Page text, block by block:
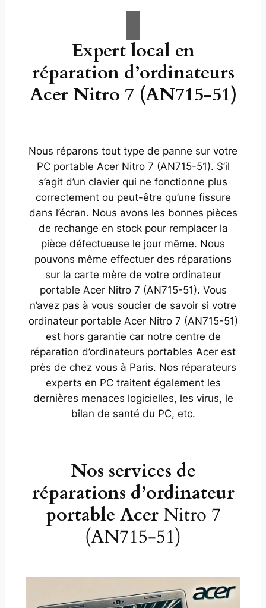
Expert local en
réparation d’ordinateurs
Acer Nitro 7 (AN715-51)
Nous réparons tout type de panne sur votre
PC portable Acer Nitro 7 (AN715-51). S’il
s’agit d’un clavier qui ne fonctionne plus
correctement ou peut-être qu’une fissure
dans l’écran. Nous avons les bonnes pièces
de rechange en stock pour remplacer la
pièce défectueuse le jour même. Nous
pouvons même effectuer des réparations
sur la carte mère de votre ordinateur
portable Acer Nitro 7 (AN715-51). Vous
n’avez pas à vous soucier de savoir si votre
ordinateur portable Acer Nitro 7 (AN715-51)
est hors garantie car notre centre de
réparation d’ordinateurs portables Acer est
près de chez vous à Paris. Nos réparateurs
experts en PC traitent également les
dernières menaces logicielles, les virus, le
bilan de santé du PC, etc.
Nos services de
réparations d’ordinateur
portable AcerNitro 7
(AN715-51)